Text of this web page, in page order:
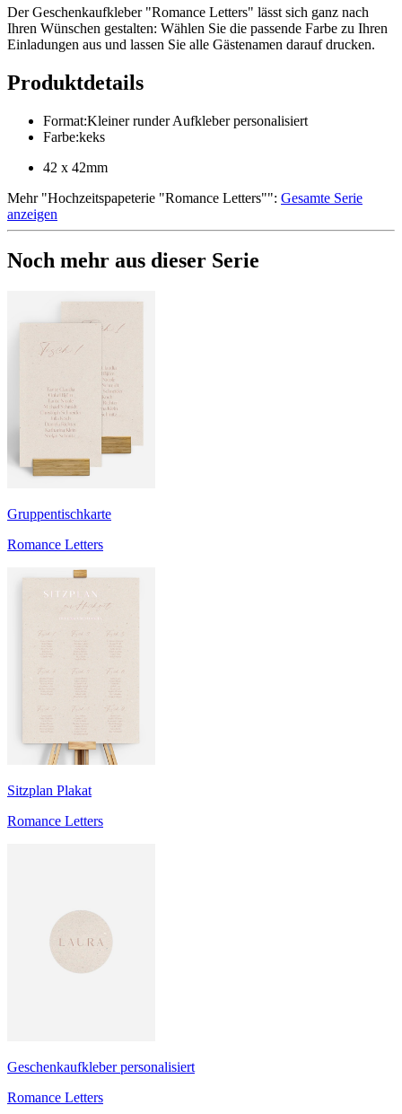
Der Geschenkaufkleber "Romance Letters" lässt sich ganz nach
Ihren Wünschen gestalten: Wählen Sie die passende Farbe zu Ihren
Einladungen aus und lassen Sie alle Gästenamen darauf drucken.
Produktdetails
Format:Kleiner runder Aufkleber personalisiert
Farbe:keks
42 x 42mm
Mehr"Hochzeitspapeterie "Romance Letters"": Gesamte Serie
anzeigen
Noch mehr aus dieser Serie
Gruppentischkarte
Romance Letters
Sitzplan Plakat
Romance Letters
Geschenkaufkleber personalisiert
Romance Letters